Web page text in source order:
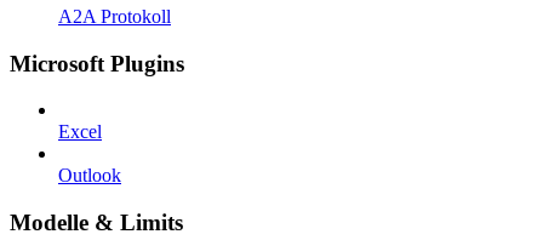
A2A Protokoll
Microsoft Plugins
Excel
Outlook
Modelle & Limits